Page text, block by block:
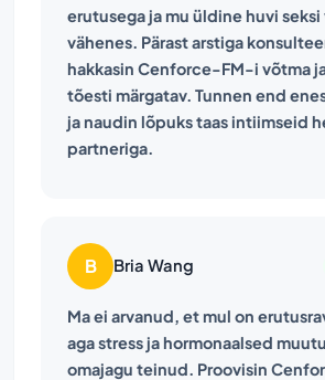
erutusega ja mu üldine huvi seksi
vähenes. Pärast arstiga
hakkasin Cenforce-FM-i võtma
tõesti märgatav. Tunnen end
ja naudin lõpuks taas intiimseid
partneriga.
B Bria Wang
Ma ei arvanud, et mul on
aga stress ja hormonaalsed
omajagu teinud. Proovisin